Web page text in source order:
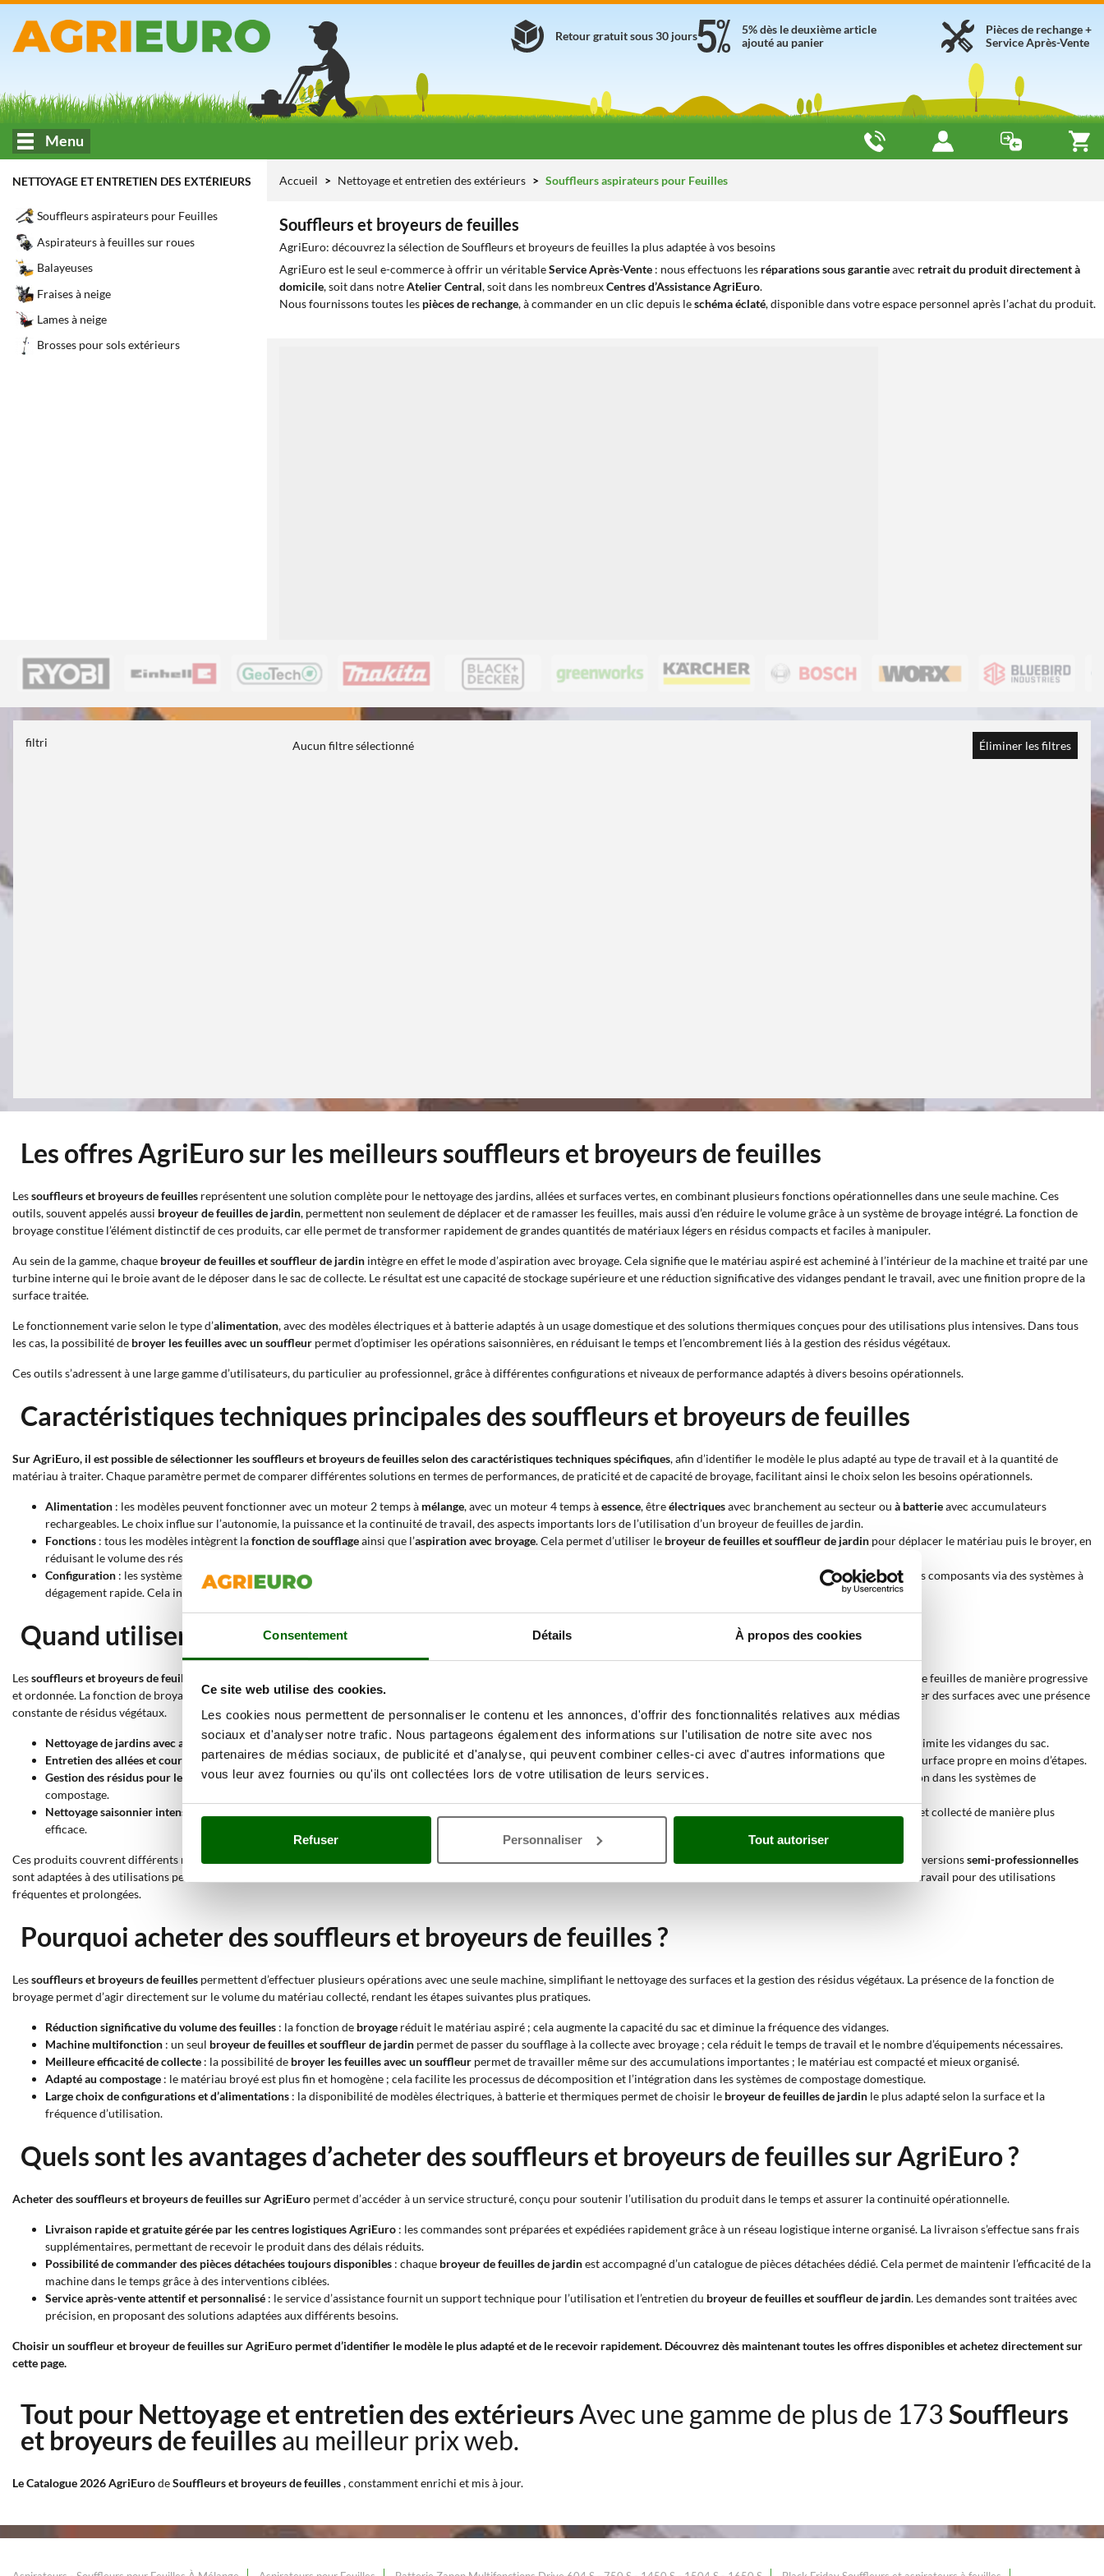
Consentement Détails À propos des cookies
Ce site web utilise des cookies.
Les cookies nous permettent de personnaliser le contenu et les annonces, d'offrir des fonctionnalités relatives aux médias
sociaux et d'analyser notre trafic. Nous partageons également des informations sur l'utilisation de notre site avec nos
partenaires de médias sociaux, de publicité et d'analyse, qui peuvent combiner celles-ci avec d'autres informations que
vous leur avez fournies ou qu'ils ont collectées lors de votre utilisation de leurs services.
Refuser Personnaliser Tout autoriser
Pièces de rechange +
Service Après-Vente
5% dès le deuxième article
ajouté au panier
Retour gratuit sous 30 jours
Menu
NETTOYAGE ET ENTRETIEN DES EXTÉRIEURS
Souffleurs aspirateurs pour Feuilles
Aspirateurs à feuilles sur roues
Balayeuses
Fraises à neige
Lames à neige
Brosses pour sols extérieurs
Accueil Nettoyage et entretien des extérieurs Souffleurs aspirateurs pour Feuilles
Souffleurs et broyeurs de feuilles
AgriEuro: découvrez la sélection de Souffleurs et broyeurs de feuilles la plus adaptée à vos besoins
AgriEuro est le seul e-commerce à offrir un véritableService Après-Vente : nous effectuons les réparations sous garantieavec retrait du produit directement à
domicile, soit dans notreAtelier Central, soit dans les nombreuxCentres d’Assistance AgriEuro.
Nous fournissons toutes les pièces de rechange, à commander en un clic depuis leschéma éclaté, disponible dans votre espace personnel après l’achat du produit.
filtri Aucun filtre sélectionné Éliminer les filtres
Les offres AgriEuro sur les meilleurs souffleurs et broyeurs de feuilles
Lessouffleurs et broyeurs de feuilles représentent une solution complète pour le nettoyage des jardins, allées et surfaces vertes, en combinant plusieurs fonctions opérationnelles dans une seule machine. Ces
outils, souvent appelés aussi broyeur de feuilles de jardin, permettent non seulement de déplacer et de ramasser les feuilles, mais aussi d’en réduire le volume grâce à un système de broyage intégré. La fonction de
broyage constitue l’élément distinctif de ces produits, car elle permet de transformer rapidement de grandes quantités de matériaux légers en résidus compacts et faciles à manipuler.
Au sein de la gamme, chaque broyeur de feuilles et souffleur de jardin intègre en effet le mode d’aspiration avec broyage. Cela signifie que le matériau aspiré est acheminé à l’intérieur de la machine et traité par une
turbine interne qui le broie avant de le déposer dans le sac de collecte. Le résultat est une capacité de stockage supérieure et une réduction significative des vidanges pendant le travail, avec une finition propre de la
surface traitée.
Le fonctionnement varie selon le type d’alimentation, avec des modèles électriques et à batterie adaptés à un usage domestique et des solutions thermiques conçues pour des utilisations plus intensives. Dans tous
les cas, la possibilité de broyer les feuilles avec un souffleur permet d’optimiser les opérations saisonnières, en réduisant le temps et l’encombrement liés à la gestion des résidus végétaux.
Ces outils s’adressent à une large gamme d’utilisateurs, du particulier au professionnel, grâce à différentes configurations et niveaux de performance adaptés à divers besoins opérationnels.
Caractéristiques techniques principales des souffleurs et broyeurs de feuilles
Sur AgriEuro, il est possible de sélectionner les souffleurs et broyeurs de feuilles selon des caractéristiques techniques spécifiques, afin d’identifier le modèle le plus adapté au type de travail et à la quantité de
matériau à traiter. Chaque paramètre permet de comparer différentes solutions en termes de performances, de praticité et de capacité de broyage, facilitant ainsi le choix selon les besoins opérationnels.
Alimentation : les modèles peuvent fonctionner avec un moteur 2 temps à mélange, avec un moteur 4 temps àessence, êtreélectriquesavec branchement au secteur ou à batterieavec accumulateurs
rechargeables. Le choix influe sur l’autonomie, la puissance et la continuité de travail, des aspects importants lors de l’utilisation d’un broyeur de feuilles de jardin.
Fonctions : tous les modèles intègrent lafonction de soufflageainsi que l’aspiration avec broyage. Cela permet d’utiliser le broyeur de feuilles et souffleur de jardin pour déplacer le matériau puis le broyer, en
réduisant le volume des résidus.
Configuration : les systèmes à conversion rapidepermettent de passer du soufflage à l’aspiration sans outils ; ceux à
nécessitent le démontage de certains composants via des systèmes à
dégagement rapide. Cela influence la rapidité d’utilisation, notamment lors de l’alternance des phases de travail.
Quand utiliser un souffleur et broyeur de feuilles ?
Lessouffleurs et broyeurs de feuilles
, permettant de travailler sur des accumulations de feuilles de manière progressive
et ordonnée. La fonction de broyage intégrée permet de réduire considérablement le volume du matériau collecté, rendant ces outils particulièrement adaptés à l’entretien saisonnier des surfaces avec une présence
constante de résidus végétaux.
Nettoyage de jardins avec arbres: lebroyeur de feuilles de jardinpermet d’aspirer et de broyer de grandes quantités de feuilles ; la réduction du volume facilite la collecte et limite les vidanges du sac.
Entretien des allées et cours
: lebroyeur de feuilles et souffleur de jardinpermet d’abord de regrouper le matériau par soufflage puis de l’aspirer avec broyage, obtenant une surface propre en moins d’étapes.
Gestion des résidus pour le compostage: la fonction debroyer les feuilles avec un souffleurproduit un matériau plus fin ; cela favorise la décomposition et facilite l’intégration dans les systèmes de
compostage.
Nettoyage saisonnier intensif
: en période automnale, la combinaison de l’aspiration et du broyage permet de traiter des accumulations volumineuses ; le matériau est réduit et collecté de manière plus
efficace.
Ces produits couvrent différents niveaux d’utilisation. Les modèles entrée de gamme et pour particuliersconviennent à des interventions occasionnelles sur de petites surfaces. Les versionssemi-professionnelles
sont adaptées à des utilisations peu fréquentes mais sur des volumes plus importants de feuilles. Les modèles
offrent des performances élevées et une continuité de travail pour des utilisations
fréquentes et prolongées.
Pourquoi acheter des souffleurs et broyeurs de feuilles ?
Lessouffleurs et broyeurs de feuilles permettent d’effectuer plusieurs opérations avec une seule machine, simplifiant le nettoyage des surfaces et la gestion des résidus végétaux. La présence de la fonction de
broyage permet d’agir directement sur le volume du matériau collecté, rendant les étapes suivantes plus pratiques.
Réduction significative du volume des feuilles : la fonction de broyage réduit le matériau aspiré ; cela augmente la capacité du sac et diminue la fréquence des vidanges.
Machine multifonction : un seul broyeur de feuilles et souffleur de jardin permet de passer du soufflage à la collecte avec broyage ; cela réduit le temps de travail et le nombre d’équipements nécessaires.
Meilleure efficacité de collecte : la possibilité de broyer les feuilles avec un souffleur permet de travailler même sur des accumulations importantes ; le matériau est compacté et mieux organisé.
Adapté au compostage : le matériau broyé est plus fin et homogène ; cela facilite les processus de décomposition et l’intégration dans les systèmes de compostage domestique.
Large choix de configurations et d’alimentations : la disponibilité de modèles électriques, à batterie et thermiques permet de choisir le broyeur de feuilles de jardin le plus adapté selon la surface et la
fréquence d’utilisation.
Quels sont les avantages d’acheter des souffleurs et broyeurs de feuilles sur AgriEuro ?
Acheter des souffleurs et broyeurs de feuilles sur AgriEuro permet d’accéder à un service structuré, conçu pour soutenir l’utilisation du produit dans le temps et assurer la continuité opérationnelle.
Livraison rapide et gratuite gérée par les centres logistiques AgriEuro : les commandes sont préparées et expédiées rapidement grâce à un réseau logistique interne organisé. La livraison s’effectue sans frais
supplémentaires, permettant de recevoir le produit dans des délais réduits.
Possibilité de commander des pièces détachées toujours disponibles : chaque broyeur de feuilles de jardinest accompagné d’un catalogue de pièces détachées dédié. Cela permet de maintenir l’efficacité de la
machine dans le temps grâce à des interventions ciblées.
Service après-vente attentif et personnalisé : le service d’assistance fournit un support technique pour l’utilisation et l’entretien du broyeur de feuilles et souffleur de jardin. Les demandes sont traitées avec
précision, en proposant des solutions adaptées aux différents besoins.
Choisir un souffleur et broyeur de feuilles sur AgriEuro permet d’identifier le modèle le plus adapté et de le recevoir rapidement. Découvrez dès maintenant toutes les offres disponibles et achetez directement sur
cette page.
Tout pour Nettoyage et entretien des extérieursAvec une gamme de plus de 173 Souffleurs
et broyeurs de feuilles au meilleur prix web.
Le Catalogue 2026 AgriEurodeSouffleurs et broyeurs de feuilles, constamment enrichi et mis à jour.